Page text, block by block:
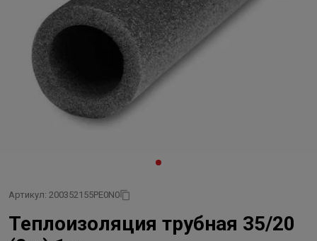
Артикул: 200352155PE0N0
Теплоизоляция трубная 35/20